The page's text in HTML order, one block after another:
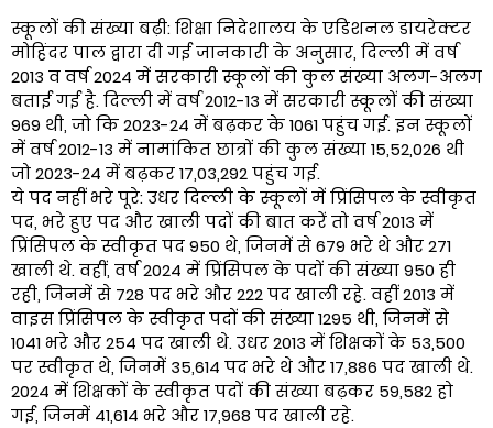
स्कूलों की संख्या बढ़ी: शिक्षा निदेशालय के एडिशनल डायरेक्टर
मोहिंदर पाल द्वारा दी गई जानकारी के अनुसार, दिल्ली में वर्ष
2013 व वर्ष 2024 में सरकारी स्कूलों की कुल संख्या अलग-अलग
बताई गई है. दिल्ली में वर्ष 2012-13 में सरकारी स्कूलों की संख्या
969 थी, जो कि 2023-24 में बढ़कर के 1061 पहुंच गई. इन स्कूलों
में वर्ष 2012-13 में नामांकित छात्रों की कुल संख्या 15,52,026 थी
जो 2023-24 में बढ़कर 17,03,292 पहुंच गई.
ये पद नहीं भरे पूरे: उधर दिल्ली के स्कूलों में प्रिंसिपल के स्वीकृत
पद, भरे हुए पद और खाली पदों की बात करें तो वर्ष 2013 में
प्रिंसिपल के स्वीकृत पद 950 थे, जिनमें से 679 भरे थे और 271
खाली थे. वहीं, वर्ष 2024 में प्रिंसिपल के पदों की संख्या 950 ही
रही, जिनमें से 728 पद भरे और 222 पद खाली रहे. वहीं 2013 में
वाइस प्रिंसिपल के स्वीकृत पदों की संख्या 1295 थी, जिनमें से
1041 भरे और 254 पद खाली थे. उधर 2013 में शिक्षकों के 53,500
पर स्वीकृत थे, जिनमें 35,614 पद भरे थे और 17,886 पद खाली थे.
2024 में शिक्षकों के स्वीकृत पदों की संख्या बढ़कर 59,582 हो
गई, जिनमें 41,614 भरे और 17,968 पद खाली रहे.